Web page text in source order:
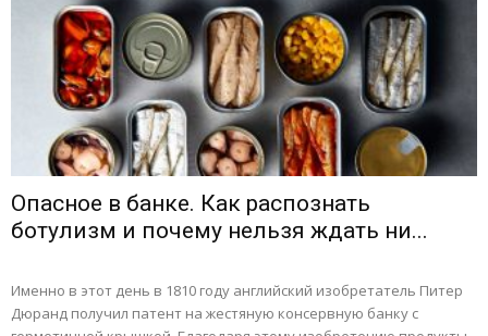
Опасное в банке. Как распознать
ботулизм и почему нельзя ждать ни...
Именно в этот день в 1810 году английский изобретатель Питер
Дюранд получил патент на жестяную консервную банку с